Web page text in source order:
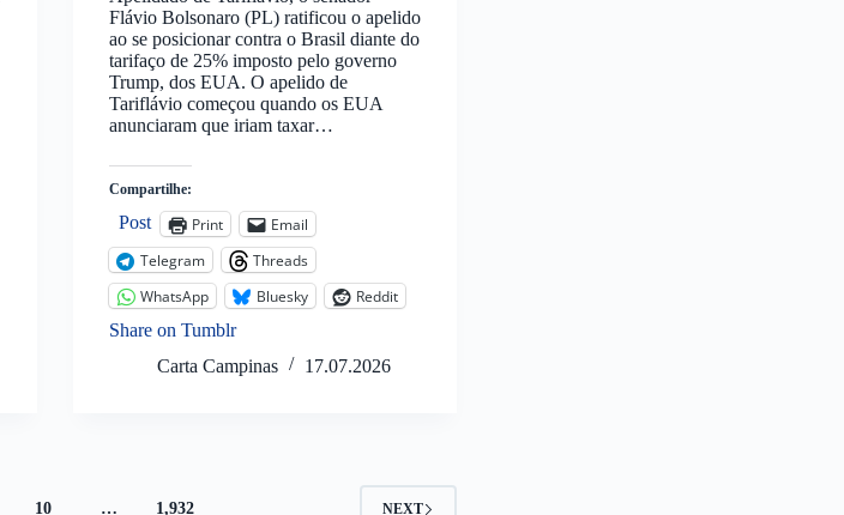
Flávio Bolsonaro (PL) ratificou o apelido
ao se posicionar contra o Brasil diante do
tarifaço de 25% imposto pelo governo
Trump, dos EUA. O apelido de
Tariflávio começou quando os EUA
anunciaram que iriam taxar…
Compartilhe:
Post Print
Email
Telegram
Threads
WhatsApp
Bluesky
Reddit
Share on Tumblr
Carta Campinas
17.07.2026
10 … 1,932 NEXT